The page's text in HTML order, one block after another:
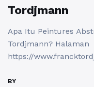
Tordjmann
Apa Itu Peintures
Tordjmann? Halaman
https://
seniman Prancis
BY